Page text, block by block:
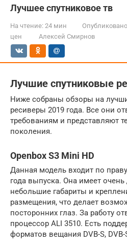
Лучшее спутниковое тв
На чтение: 24 мин
цен
Алексей Смирнов
Лучшие спутниковые
Ниже собраны обзоры на
ресиверы 2019 года. Все они
требованиям и представляют
поколения.
Openbox S3 Mini HD
Данная модель входит по
года выпуска. Она имеет очень
небольшие габариты и
размещения, что делает
посторонних глаз. За работу
процессор ALI 3510. Есть
форматов вещания DVB-S, DVB-